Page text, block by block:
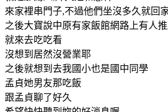
來家裡串門子,不過他們坐沒多久就回
之後大寶說中原有家飯館網路上有人
就來去吃吃看
沒想到居然沒營業耶
之後就想到去我國小也是國中同學
孟貞她男友那吃飯
跟孟貞聊了好久